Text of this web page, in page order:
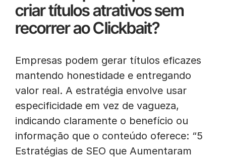
criar títulos atrativos sem
recorrer ao Clickbait?
Empresas podem gerar títulos eficazes
mantendo honestidade e entregando
valor real. A estratégia envolve usar
especificidade em vez de vagueza,
indicando claramente o benefício ou
informação que o conteúdo oferece: “5
Estratégias de SEO que Aumentaram